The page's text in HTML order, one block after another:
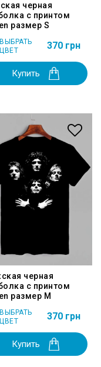
черная
с принтом
размер S
ВЫБРАТЬ
ЦВЕТ
370 грн
Купить
черная
с принтом
размер M
ВЫБРАТЬ
ЦВЕТ
370 грн
Купить